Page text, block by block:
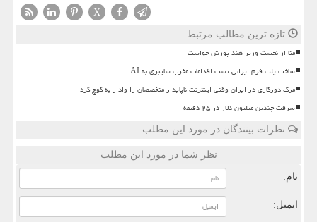
X
تازه ترین مطالب مرتبط
متا از نخست وزیر هند پوزش خواست
ساخت پلت فرم ایرانی تست اقدامات مخرب سایبری به AI
مرگ دورکاری در ایران وقتی اینترنت ناپایدار متخصصان را وادار به کوچ کرد
سرقت چندین میلیون دلار در ۲۵ دقیقه
نظرات بینندگان در مورد این مطلب
نظر شما در مورد این مطلب
نام:
ایمیل: